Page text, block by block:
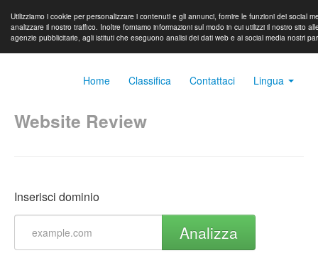
Utilizziamo i cookie per personalizzare i contenuti e gli annunci, fornire le funzioni dei social
analizzare il nostro traffico. Inoltre forniamo informazioni sul modo in cui utilizzi il nostro sito
agenzie pubblicitarie, agli istituti che eseguono analisi dei dati web e ai social media nostri
Home Classifica Contattaci Lingua
Website Review
Inserisci dominio
Analizza